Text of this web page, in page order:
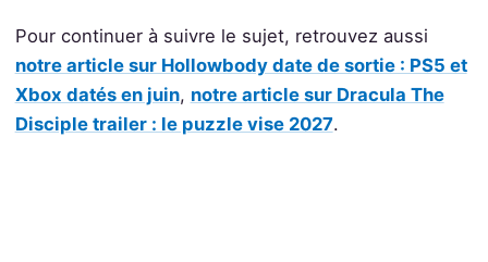
Pour continuer à suivre le sujet, retrouvez aussi
notre article sur Hollowbody date de sortie : PS5 et
Xbox datés en juin, notre article sur Dracula The
Disciple trailer : le puzzle vise 2027.